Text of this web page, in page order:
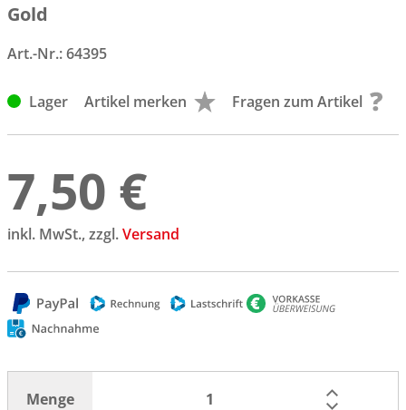
Gold
Art.-Nr.:64395
Lager Artikel merken Fragen zum Artikel
7,50 €
inkl. MwSt., zzgl.Versand
Menge